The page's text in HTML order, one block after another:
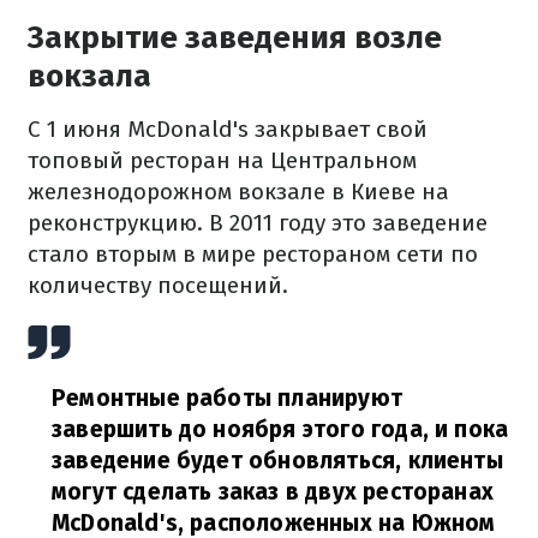
Закрытие заведения возле
вокзала
С 1 июня McDonald's закрывает свой
топовый ресторан на Центральном
железнодорожном вокзале в Киеве на
реконструкцию. В 2011 году это заведение
стало вторым в мире рестораном сети по
количеству посещений.
Ремонтные работы планируют
завершить до ноября этого года, и пока
заведение будет обновляться, клиенты
могут сделать заказ в двух ресторанах
McDonald's, расположенных на Южном